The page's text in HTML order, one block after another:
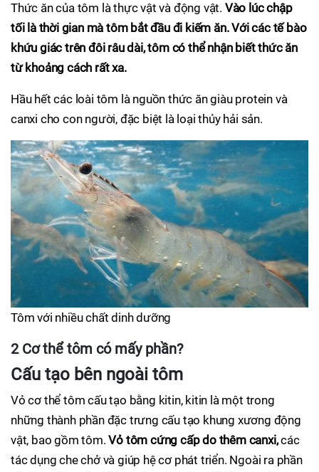
Thức ăn của tôm là thực vật và động vật. Vào lúc chập
tối là thời gian mà tôm bắt đầu đi kiếm ăn. Với các tế bào
khứu giác trên đôi râu dài, tôm có thể nhận biết thức ăn
từ khoảng cách rất xa.
Hầu hết các loài tôm là nguồn thức ăn giàu protein và
canxi cho con người, đặc biệt là loại thủy hải sản.
Tôm với nhiều chất dinh dưỡng
2 Cơ thể tôm có mấy phần?
Cấu tạo bên ngoài tôm
Vỏ cơ thể tôm cấu tạo bằng kitin, kitin là một trong
những thành phần đặc trưng cấu tạo khung xương động
vật, bao gồm tôm.Vỏ tôm cứng cấp do thêm canxi,các
tác dụng che chở và giúp hệ cơ phát triển. Ngoài ra phần